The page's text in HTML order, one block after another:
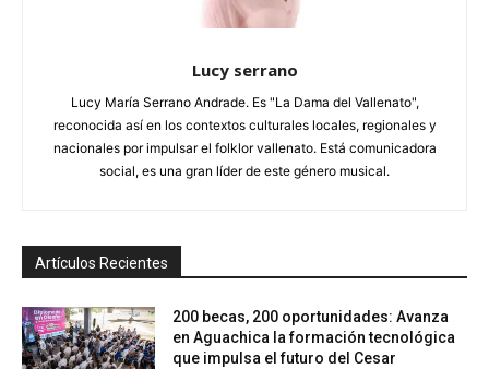
Lucy serrano
Lucy María Serrano Andrade. Es "La Dama del Vallenato",
reconocida así en los contextos culturales locales, regionales y
nacionales por impulsar el folklor vallenato. Está comunicadora
social, es una gran líder de este género musical.
Artículos Recientes
200 becas, 200 oportunidades: Avanza
en Aguachica la formación tecnológica
que impulsa el futuro del Cesar